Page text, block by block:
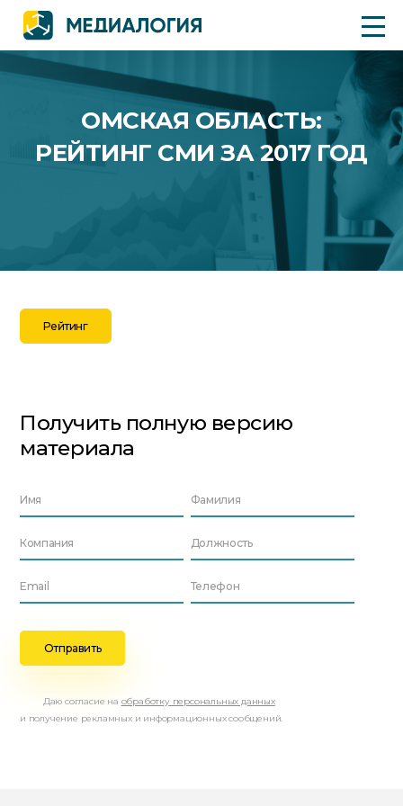
ОМСКАЯ ОБЛАСТЬ:
РЕЙТИНГ СМИ ЗА 2017 ГОД
Рейтинг
Получить полную версию
материала
Даю согласие на обработку персональных данных
и получение рекламных и информационных сообщений.